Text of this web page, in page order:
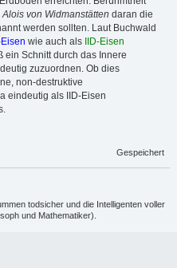
Alois von Widmanstätten daran die
werden sollten. Laut Buchwald
wie auch als IID-Eisen
ein Schnitt durch das Innere
zuzuordnen. Ob dies
non-destruktive
eindeutig als IID-Eisen
Gespeichert
todsicher und die Intelligenten voller
und Mathematiker).